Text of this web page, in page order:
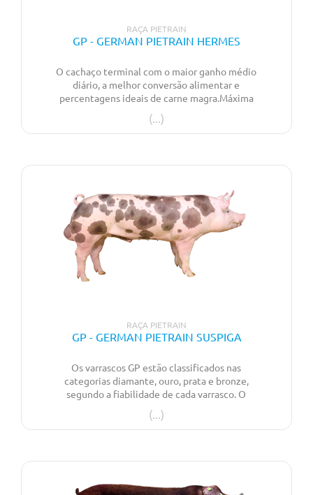
RAÇA PIETRAIN
GP - GERMAN PIETRAIN HERMES
O cachaço terminal com o maior ganho médio
diário, a melhor conversão alimentar e
percentagens ideais de carne magra.Máxima
performance para um desempenho superior na
fase de engorda!
RAÇA PIETRAIN
GP - GERMAN PIETRAIN SUSPIGA
Os varrascos GP estão classificados nas
categorias diamante, ouro, prata e bronze,
segundo a fiabilidade de cada varrasco. O
programa genómico, introduzido desde 2014,
permite aferir que 95% dos varrascos estão
genotipados.